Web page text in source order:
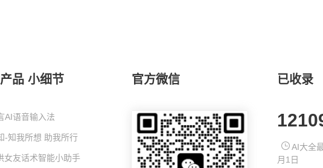
品 小细节
AI语音输入法
-知我所想 助我所行
女友话术智能小助手
官方微信 已收录
AI大全
月1日